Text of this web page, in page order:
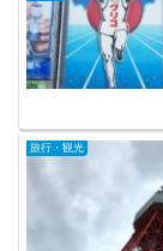
旅行・観光